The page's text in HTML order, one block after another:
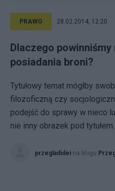
PRAWO 28.02.2014, 12:20
Dlaczego
posiadania broni?
Tytułowy temat mógłby
filozoficzną czy
podejść do sprawy w nieco
nie inny obrazek pod
przegladidei na blogu